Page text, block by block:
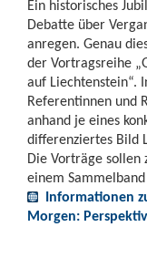
Ein historisches
Debatte über
anregen. Genau
der Vortragsreihe
auf Liechtenstein“.
Referentinnen und
anhand je eines
differenziertes Bild
Die Vorträge sollen
einem
Informationen
Morgen: